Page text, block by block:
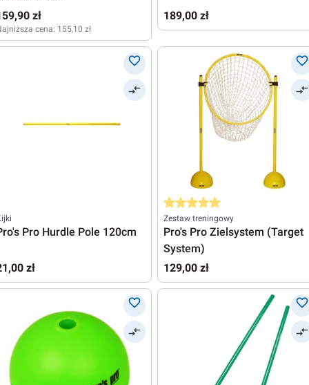
zł
cena: 155,10 zł
189,00 zł
Pro Hurdle Pole 120cm
zł
Średnia ocena 5 z 5 gwiazdek
Zestaw treningowy
Pro's Pro Zielsystem (Target
System)
129,00 zł